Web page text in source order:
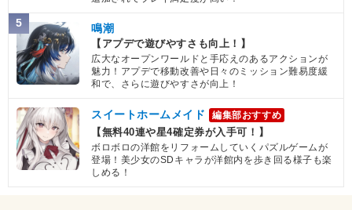
5 鳴潮
【アプデで遊びやすさも向上！】
広大なオープンワールドと手応えのあるアクションが
魅力！アプデで移動改善や日々のミッション難易度緩
和で、さらに遊びやすさが向上！
スイートホームメイド 編集部おすすめ
【無料40連や星4確定券が入手可！】
ボロボロの洋館をリフォームしていくパズルゲームが
登場！美少女のSDキャラが洋館内を歩き回る様子も楽
しめる！